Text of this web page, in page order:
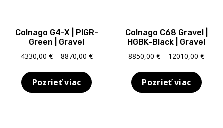
Colnago G4-X | PIGR-
Green | Gravel
4330,00 € – 8870,00 €Price
Pozrieť viac
Colnago C68 Gravel |
HGBK-Black | Gravel
8850,00€ – 12010,00€Price
Pozrieť viac